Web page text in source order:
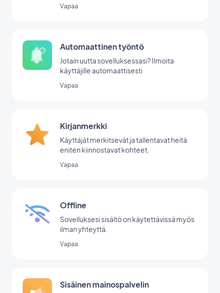
Vapaa
Automaattinen työntö
Jotain uutta sovelluksessasi? Ilmoita
käyttäjille automaattisesti
Vapaa
Kirjanmerkki
Käyttäjät merkitsevät ja tallentavat heitä
eniten kiinnostavat kohteet.
Vapaa
Offline
Sovelluksesi sisältö on käytettävissä myös
ilman yhteyttä.
Vapaa
Sisäinen mainospalvelin